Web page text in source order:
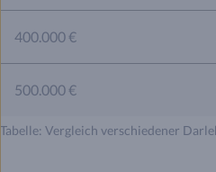
Tabelle: Vergleich verschiedener
400.000 €
500.000 €